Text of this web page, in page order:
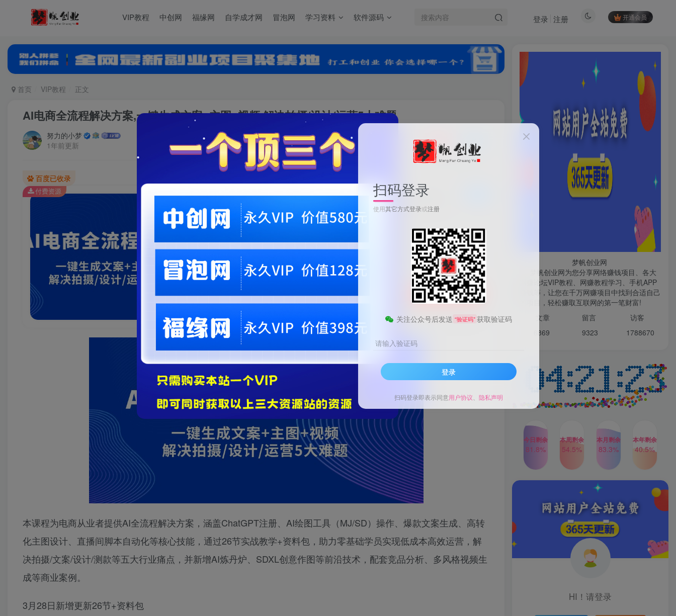
VIP教程 中创网 福缘网 自学成才网 冒泡网 学习资料 软件源码 开通会员
登录 注册
首页 VIP教程 正文
AI电商全流程解决方案,一键生成文案+主图+视频,解决拍摄/设计/运营5大难题
努力的小梦
1年前更新
关注
0 12 4
百度已收录
此内容为付费资源，请付费后查看
梦币9.9
梦币1
钻石会员 免费
立即购买
您当前未登录！建议登陆后购买，可保存购买订单。微信支付联系微信：chen185599521
付费资源
本课程为电商从业者提供AI全流程解决方案，涵盖ChatGPT注册、AI绘图工具（MJ/SD）操作、爆款文案生成、高转
化主图设计、直播间脚本自动化等核心技能，通过26节实战教学+资料包，助力零基础学员实现低成本高效运营，解
决拍摄/文案/设计/测款等五大行业痛点，并新增AI炼丹炉、SDXL创意作图等前沿技术，配套竞品分析、多风格视频生
成等商业案例。
3月28日新增更新26节+资料包
HI！请登录
登录
1W+人已阅读
多多视频撸收益最新玩法，
高收益技术，单日变现
2000+，附赠全套技术资料
2年前 1W+人已阅读
男粉，收益轻松突破四位
数，操作简单 上手难度低
2年前 1W+人已阅读
2024年最新玩法转转无货源
电商，新手小白 简单操作，
长期稳定 日收入500＋
2年前 1W+人已阅读
TOP4
发行人计划蛋仔派对全新玩
法，一天3000＋，蓝海暴力
变现2年前
公众号S粉新玩法，简单操
作、多重变现，每日收益1k
2年前
TOP6
梦帆创业网
梦帆创业网为您分享网络赚钱项目、各大
网赚论坛VIP教程、网赚教程学习、手机APP
赚钱等，让您在千万网赚项目中找到合适自己
的项目，轻松赚取互联网的第一笔财富!
文章 留言 访客
6869 9323 1788670
今日剩余
81.8%
本周剩余
54.5%
本月剩余
83.3%
本年剩余
40.5%
HI！请登录
扫码登录
使用其它方式登录或注册
关注公众号后发送 “验证码” 获取验证码
请输入验证码
登录
扫码登录即表示同意用户协议 隐私声明